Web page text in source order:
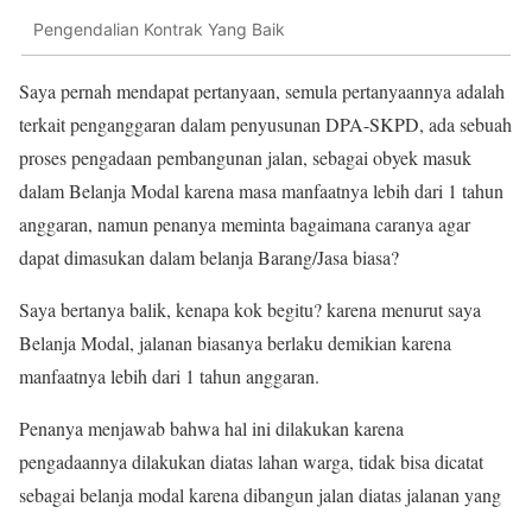
Pengendalian Kontrak Yang Baik
Saya pernah mendapat pertanyaan, semula pertanyaannya adalah
terkait penganggaran dalam penyusunan DPA-SKPD, ada sebuah
proses pengadaan pembangunan jalan, sebagai obyek masuk
dalam Belanja Modal karena masa manfaatnya lebih dari 1 tahun
anggaran, namun penanya meminta bagaimana caranya agar
dapat dimasukan dalam belanja Barang/Jasa biasa?
Saya bertanya balik, kenapa kok begitu? karena menurut saya
Belanja Modal, jalanan biasanya berlaku demikian karena
manfaatnya lebih dari 1 tahun anggaran.
Penanya menjawab bahwa hal ini dilakukan karena
pengadaannya dilakukan diatas lahan warga, tidak bisa dicatat
sebagai belanja modal karena dibangun jalan diatas jalanan yang